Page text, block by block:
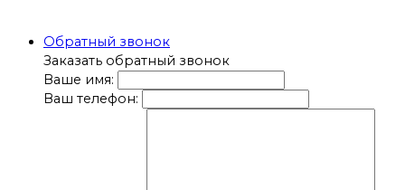
Обратный звонок
Заказать обратный звонок
Ваше имя:
Ваш телефон: